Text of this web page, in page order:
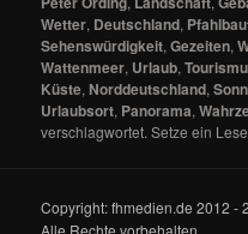
Wetter, Deutschland,
Sehenswürdigkeit,Gezeiten,
Wattenmeer, Urlaub,
Küste, Norddeutschland,
Urlaubsort, Panorama,
verschlagwortet. Setze ein
Copyright: fhmedien.de 2012 -
Alle Rechte vorbehalten